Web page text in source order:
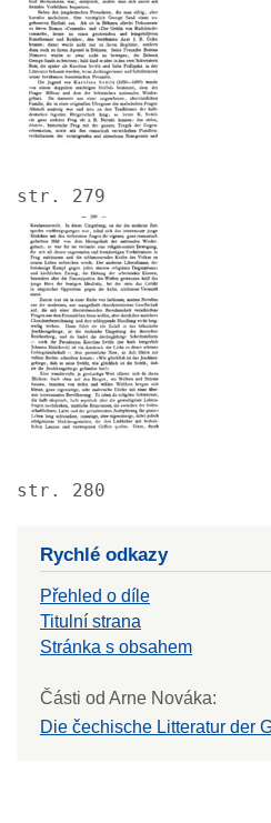
str. 279
Image
str. 280
Rychlé odkazy
Přehled o díle
Titulní strana
Stránka s obsahem
Části od Arne Nováka:
Die čechische Litteratur der